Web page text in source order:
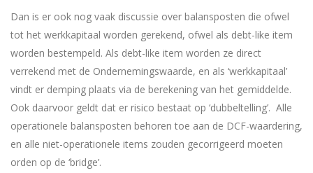
Dan is er ook nog vaak discussie over balansposten die ofwel
tot het werkkapitaal worden gerekend, ofwel als debt-like item
worden bestempeld. Als debt-like item worden ze direct
verrekend met de Ondernemingswaarde, en als ‘werkkapitaal’
vindt er demping plaats via de berekening van het gemiddelde.
Ook daarvoor geldt dat er risico bestaat op ‘dubbeltelling’. Alle
operationele balansposten behoren toe aan de DCF-waardering,
en alle niet-operationele items zouden gecorrigeerd moeten
orden op de ‘bridge’.